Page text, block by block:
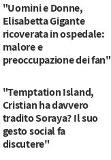
"Uomini e Donne,
Elisabetta Gigante
ricoverata in ospedale:
malore e
preoccupazione dei fan"
"Temptation Island,
Cristian ha davvero
tradito Soraya? Il suo
gesto social fa
discutere"